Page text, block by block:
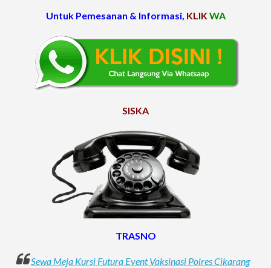
Untuk Pemesanan & Informasi, KLIKWA
SISKA
TRASNO
Sewa Meja Kursi Futura Event Vaksinasi Polres Cikarang